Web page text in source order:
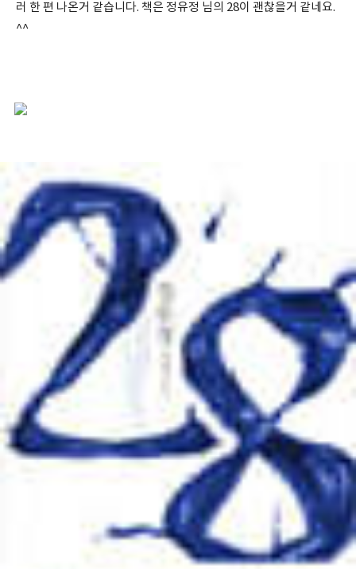
러 한 편 나온거 같습니다. 책은 정유정 님의 28이 괜찮을거 같네요.
^^